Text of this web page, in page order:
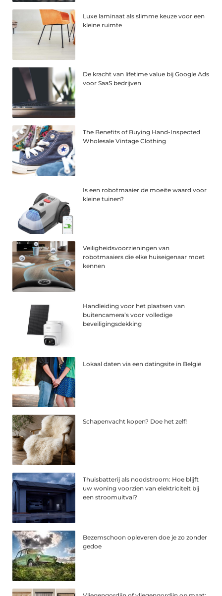
Luxe laminaat als slimme keuze voor een
kleine ruimte
De kracht van lifetime value bij Google Ads
voor SaaS bedrijven
The Benefits of Buying Hand-Inspected
Wholesale Vintage Clothing
Is een robotmaaier de moeite waard voor
kleine tuinen?
Veiligheidsvoorzieningen van
robotmaaiers die elke huiseigenaar moet
kennen
Handleiding voor het plaatsen van
buitencamera’s voor volledige
beveiligingsdekking
Lokaal daten via een datingsite in België
Schapenvacht kopen? Doe het zelf!
Thuisbatterij als noodstroom: Hoe blijft
uw woning voorzien van elektriciteit bij
een stroomuitval?
Bezemschoon opleveren doe je zo zonder
gedoe